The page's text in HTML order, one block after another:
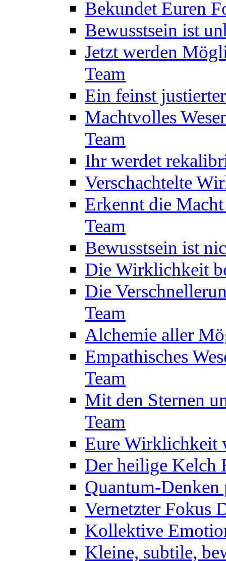
Bekundet Euren
Bewusstsein ist
Jetzt werden
Team
Ein feinst
Machtvolles
Team
Ihr werdet
Verschachtelte
Erkennt die
Team
Bewusstsein ist
Die Wirklichkeit
Die
Team
Alchemie aller
Empathisches
Team
Mit den Sternen
Team
Eure Wirklichkeit
Der heilige Kelch
Quantum-Denken
Vernetzter Fokus
Kollektive
Kleine, subtile,